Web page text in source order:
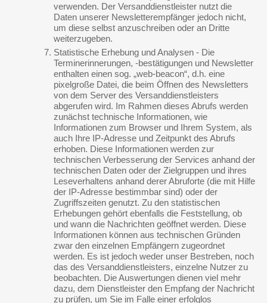
verwenden. Der Versanddienstleister nutzt die
Daten unserer Newsletterempfänger jedoch nicht,
um diese selbst anzuschreiben oder an Dritte
weiterzugeben.
Statistische Erhebung und Analysen - Die
Terminerinnerungen, -bestätigungen und Newsletter
enthalten einen sog. „web-beacon“, d.h. eine
pixelgroße Datei, die beim Öffnen des Newsletters
von dem Server des Versanddienstleisters
abgerufen wird. Im Rahmen dieses Abrufs werden
zunächst technische Informationen, wie
Informationen zum Browser und Ihrem System, als
auch Ihre IP-Adresse und Zeitpunkt des Abrufs
erhoben. Diese Informationen werden zur
technischen Verbesserung der Services anhand der
technischen Daten oder der Zielgruppen und ihres
Leseverhaltens anhand derer Abruforte (die mit Hilfe
der IP-Adresse bestimmbar sind) oder der
Zugriffszeiten genutzt. Zu den statistischen
Erhebungen gehört ebenfalls die Feststellung, ob
und wann die Nachrichten geöffnet werden. Diese
Informationen können aus technischen Gründen
zwar den einzelnen Empfängern zugeordnet
werden. Es ist jedoch weder unser Bestreben, noch
das des Versanddienstleisters, einzelne Nutzer zu
beobachten. Die Auswertungen dienen viel mehr
dazu, dem Dienstleister den Empfang der Nachricht
zu prüfen, um Sie im Falle einer erfolglos